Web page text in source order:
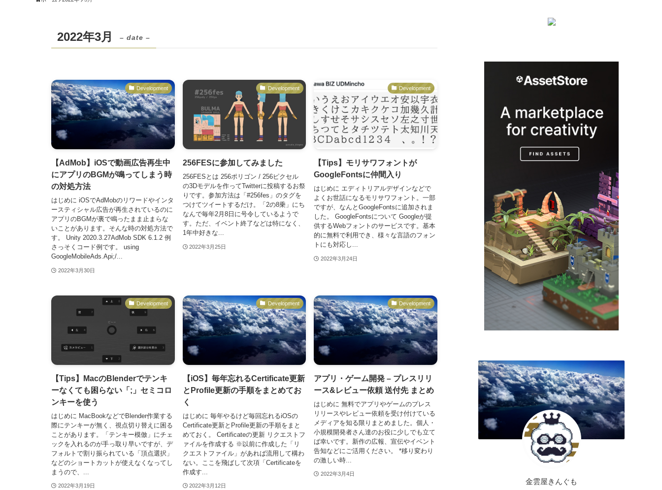
2022年3月 – date –
Development
【AdMob】iOSで動画広告再生中
にアプリのBGMが鳴ってしまう時
の対処方法
はじめに iOSでAdMobのリワードやインタ
ースティシャル広告が再生されているのに
アプリのBGMが裏で鳴ったまま止まらな
いことがあります。そんな時の対処方法で
す。 Unity 2020.3.27AdMob SDK 6.1.2 例
さっそくコード例です。 using
GoogleMobileAds.Api;/...
2022年3月30日
Development
256FESに参加してみました
256FESとは 256ポリゴン / 256ピクセル
の3Dモデルを作ってTwitterに投稿するお祭
りです。参加方法は「#256fes」のタグを
つけてツイートするだけ。「2の8乗」にち
なんで毎年2月8日に号令しているようで
す。ただ、イベント終了などは特になく、
1年中好きな...
2022年3月25日
Development
【Tips】モリサワフォントが
GoogleFontsに仲間入り
はじめに エディトリアルデザインなどで
よくお世話になるモリサワフォント。一部
ですが、なんとGoogleFontsに追加されま
した。 GoogleFontsについて Googleが提
供するWebフォントのサービスです。基本
的に無料で利用でき、様々な言語のフォン
トにも対応し...
2022年3月24日
Development
【Tips】MacのBlenderでテンキ
ーなくても困らない「;」セミコロ
ンキーを使う
はじめに MacBookなどでBlender作業する
際にテンキーが無く、視点切り替えに困る
ことがあります。「テンキー模倣」にチェ
ックを入れるのが手っ取り早いですが、デ
フォルトで割り振られている「頂点選択」
などのショートカットが使えなくなってし
まうので、...
2022年3月19日
Development
【iOS】毎年忘れるCertificate更新
とProfile更新の手順をまとめてお
く
はじめに 毎年やるけど毎回忘れるiOSの
Certificate更新とProfile更新の手順をまと
めておく。 Certificateの更新 リクエストフ
ァイルを作成する ※以前に作成した「リ
クエストファイル」があれば流用して構わ
ない。ここを飛ばして次項「Certificateを
作成す...
2022年3月12日
Development
アプリ・ゲーム開発 – プレスリリ
ース&レビュー依頼 送付先 まとめ
はじめに 無料でアプリやゲームのプレス
リリースやレビュー依頼を受け付けている
メディアを知る限りまとめました。個人・
小規模開発者さん達のお役に少しでも立て
ば幸いです。新作の広報、宣伝やイベント
告知などにご活用ください。 *移り変わり
の激しい時...
2022年3月4日
金雲屋きんぐも